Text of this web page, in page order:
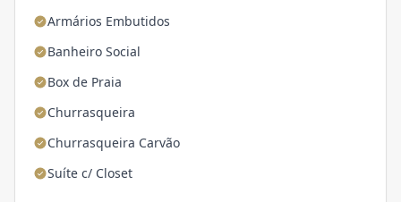
Armários Embutidos
Banheiro Social
Box de Praia
Churrasqueira
Churrasqueira Carvão
Suíte c/ Closet